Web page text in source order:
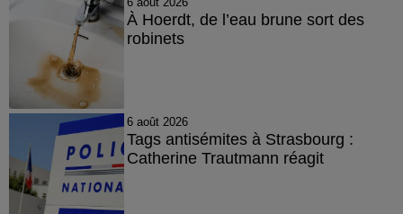
À Hoerdt, de l’eau brune sort des
robinets
6 août 2026
Tags antisémites à Strasbourg :
Catherine Trautmann réagit